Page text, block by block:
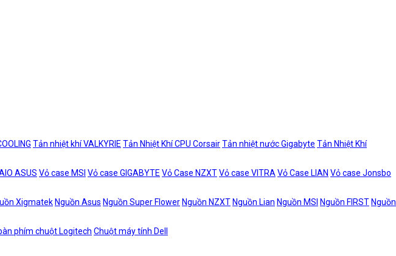
Tản nhiệt khí VALKYRIE Tản Nhiệt Khí CPU CorsairTản nhiệt nước Gigabyte Tản Nhiệt Khí
ASUS Vỏ case MSI Vỏ case GIGABYTE Vỏ Case NZXTVỏ case VITRA Vỏ Case LIAN Vỏ case Jonsbo
Xigmatek Nguồn Asus Nguồn Super Flower Nguồn NZXT Nguồn Lian Nguồn MSI Nguồn FIRST Nguồn
phím chuột Logitech Chuột máy tính Dell